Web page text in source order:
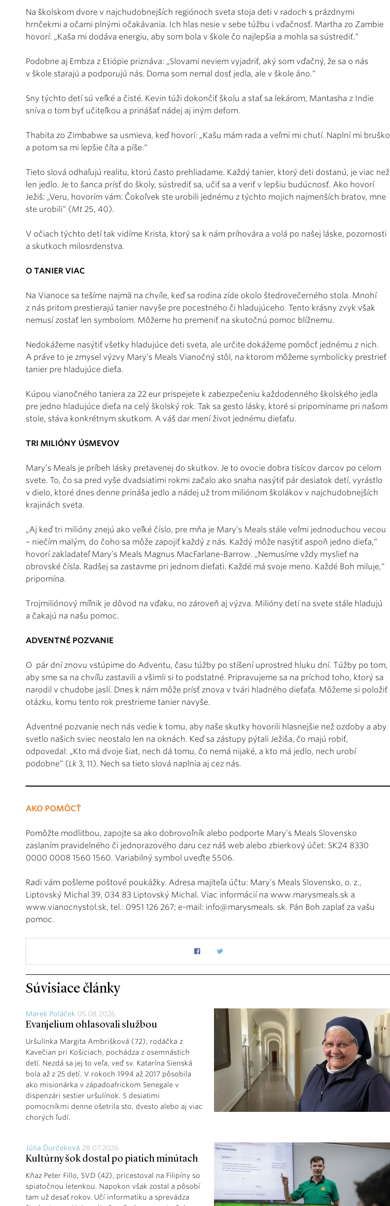
Na školskom dvore v najchudobnejších regiónoch sveta stoja deti v radoch s prázdnymi
hrnčekmi a očami plnými očakávania. Ich hlas nesie v sebe túžbu i vďačnosť. Martha zo Zambie
hovorí: „Kaša mi dodáva energiu, aby som bola v škole čo najlepšia a mohla sa sústrediť.“
Podobne aj Embza z Etiópie priznáva: „Slovami neviem vyjadriť, aký som vďačný, že sa o nás
v škole starajú a podporujú nás. Doma som nemal dosť jedla, ale v škole áno.“
Sny týchto detí sú veľké a čisté. Kevin túži dokončiť školu a stať sa lekárom, Mantasha z Indie
sníva o tom byť učiteľkou a prinášať nádej aj iným deťom.
Thabita zo Zimbabwe sa usmieva, keď hovorí: „Kašu mám rada a veľmi mi chutí. Naplní mi bruško
a potom sa mi lepšie číta a píše.“
Tieto slová odhaľujú realitu, ktorú často prehliadame. Každý tanier, ktorý deti dostanú, je viac než
len jedlo. Je to šanca prísť do školy, sústrediť sa, učiť sa a veriť v lepšiu budúcnosť. Ako hovorí
Ježiš: „Veru, hovorím vám: Čokoľvek ste urobili jednému z týchto mojich najmenších bratov, mne
ste urobili“ (Mt 25, 40).
V očiach týchto detí tak vidíme Krista, ktorý sa k nám prihovára a volá po našej láske, pozornosti
a skutkoch milosrdenstva.
O TANIER VIAC
Na Vianoce sa tešíme najmä na chvíle, keď sa rodina zíde okolo štedrovečerného stola. Mnohí
z nás pritom prestierajú tanier navyše pre pocestného či hladujúceho. Tento krásny zvyk však
nemusí zostať len symbolom. Môžeme ho premeniť na skutočnú pomoc blížnemu.
Nedokážeme nasýtiť všetky hladujúce deti sveta, ale určite dokážeme pomôcť jednému z nich.
A práve to je zmysel výzvy Mary’s Meals Vianočný stôl, na ktorom môžeme symbolicky prestrieť
tanier pre hladujúce dieťa.
Kúpou vianočného taniera za 22 eur prispejete k zabezpečeniu každodenného školského jedla
pre jedno hladujúce dieťa na celý školský rok. Tak sa gesto lásky, ktoré si pripomíname pri našom
stole, stáva konkrétnym skutkom. A váš dar mení život jednému dieťaťu.
TRI MILIÓNY ÚSMEVOV
Mary’s Meals je príbeh lásky pretavenej do skutkov. Je to ovocie dobra tisícov darcov po celom
svete. To, čo sa pred vyše dvadsiatimi rokmi začalo ako snaha nasýtiť pár desiatok detí, vyrástlo
v dielo, ktoré dnes denne prináša jedlo a nádej už trom miliónom školákov v najchudobnejších
krajinách sveta.
„Aj keď tri milióny znejú ako veľké číslo, pre mňa je Mary’s Meals stále veľmi jednoduchou vecou
– niečím malým, do čoho sa môže zapojiť každý z nás. Každý môže nasýtiť aspoň jedno dieťa,“
hovorí zakladateľ Mary’s Meals Magnus MacFarlane-Barrow. „Nemusíme vždy myslieť na
obrovské čísla. Radšej sa zastavme pri jednom dieťati. Každé má svoje meno. Každé Boh miluje,“
pripomína.
Trojmiliónový míľnik je dôvod na vďaku, no zároveň aj výzva. Milióny detí na svete stále hladujú
a čakajú na našu pomoc.
ADVENTNÉ POZVANIE
O pár dní znovu vstúpime do Adventu, času túžby po stíšení uprostred hluku dní. Túžby po tom,
aby sme sa na chvíľu zastavili a všimli si to podstatné. Pripravujeme sa na príchod toho, ktorý sa
narodil v chudobe jaslí. Dnes k nám môže prísť znova v tvári hladného dieťaťa. Môžeme si položiť
otázku, komu tento rok prestrieme tanier navyše.
Adventné pozvanie nech nás vedie k tomu, aby naše skutky hovorili hlasnejšie než ozdoby a aby
svetlo našich sviec neostalo len na oknách. Keď sa zástupy pýtali Ježiša, čo majú robiť,
odpovedal: „Kto má dvoje šiat, nech dá tomu, čo nemá nijaké, a kto má jedlo, nech urobí
podobne“ (Lk 3, 11). Nech sa tieto slová naplnia aj cez nás.
AKO POMÔCŤ
Pomôžte modlitbou, zapojte sa ako dobrovoľník alebo podporte Mary’s Meals Slovensko
zaslaním pravidelného či jednorazového daru cez náš web alebo zbierkový účet: SK24 8330
0000 0008 1560 1560. Variabilný symbol uveďte 5506.
Radi vám pošleme poštové poukážky. Adresa majiteľa účtu: Mary’s Meals Slovensko, o. z.,
Liptovský Michal 39, 034 83 Liptovský Michal. Viac informácií na www.marysmeals.sk a
www.vianocnystol.sk, tel.: 0951 126 267; e-mail: info@marysmeals. sk. Pán Boh zaplať za vašu
pomoc.
Súvisiace články
Marek Poláček 05.08.2026
Evanjelium ohlasovali službou
Uršulínka Margita Ambrišková (72), rodáčka z
Kavečian pri Košiciach, pochádza z osemnástich
detí. Nezdá sa jej to veľa, veď sv. Katarína Sienská
bola až z 25 detí. V rokoch 1994 až 2017 pôsobila
ako misionárka v západoafrickom Senegale v
dispenzári sestier uršulínok. S desiatimi
pomocníkmi denne ošetrila sto, dvesto alebo aj viac
chorých ľudí.
Júlia Ďurčeková 28.07.2026
Kultúrny šok dostal po piatich minútach
Kňaz Peter Fillo, SVD (42), pricestoval na Filipíny so
spiatočnou letenkou. Napokon však zostal a pôsobí
tam už desať rokov. Učí informatiku a sprevádza